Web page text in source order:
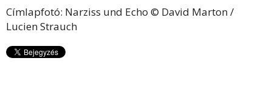
Címlapfotó: Narziss und Echo © David Marton /
Lucien Strauch